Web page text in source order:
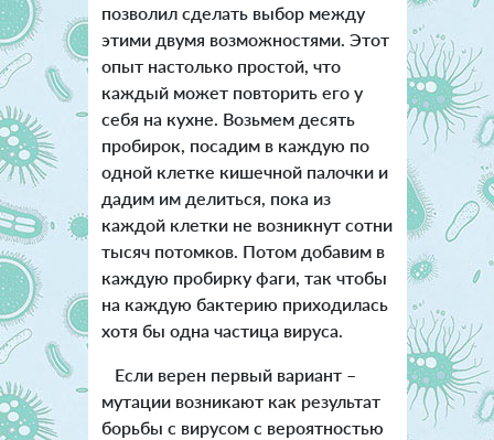
позволил сделать выбор между
этими двумя возможностями. Этот
опыт настолько простой, что
каждый может повторить его у
себя на кухне. Возьмем десять
пробирок, посадим в каждую по
одной клетке кишечной палочки и
дадим им делиться, пока из
каждой клетки не возникнут сотни
тысяч потомков. Потом добавим в
каждую пробирку фаги, так чтобы
на каждую бактерию приходилась
хотя бы одна частица вируса.
Если верен первый вариант –
мутации возникают как результат
борьбы с вирусом с вероятностью